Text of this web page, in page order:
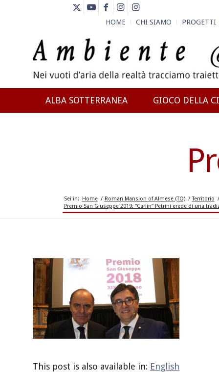
HOME CHI SIAMO PROGETTI
ALBA SOTTERRANEA GIOCO DELLA
Sei in: Home / Roman Mansion of Almese (TO) / Territorio /
Premio San Giuseppe 2019: “Carlin” Petrini erede di una
This post is also available in: English